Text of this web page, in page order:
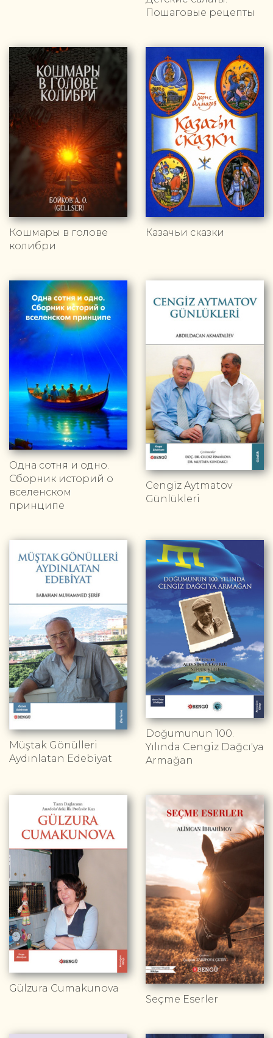
Пошаговые рецепты
Кошмары в голове
колибри
Казачьи сказки
Одна сотня и одно.
Сборник историй о
вселенском
принципе
Cengiz Aytmatov
Günlükleri
Müştak Gönülleri
Aydınlatan Edebiyat
Doğumunun 100.
Yılında Cengiz Dağcı'ya
Armağan
Gülzura Cumakunova
Seçme Eserler